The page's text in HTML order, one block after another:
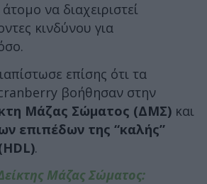
να διαχειριστεί
κινδύνου για
επίσης ότι τα
βοήθησαν στην
Μάζας Σώματος (ΔΜΣ) και
επιπέδων της “καλής”
.
Μάζας Σώματος: